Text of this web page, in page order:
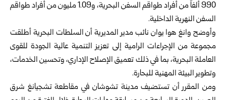
990 ألفاً من أفراد طواقم السفن ‏البحرية، و1.09 مليون من أفراد طواقم
السفن النهرية الداخلية.‏
وأوضح وانغ هوا يوان نائب مدير المديرية أن السلطات البحرية أطلقت
مجموعة من ‏الإجراءات الرامية إلى تعزيز التنمية عالية الجودة للقوى
العاملة البحرية، بما في ذلك ‏تعميق الإصلاح الإداري، وتحسين الخدمات،
وتطوير البيئة المهنية للبحارة.‏
ومن المقرر أن تستضيف مدينة تشوشان في مقاطعة تشجيانغ شرق